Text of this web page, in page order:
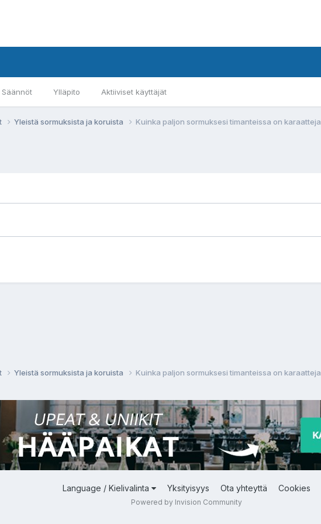
Säännöt Ylläpito Aktiiviset käyttäjät
Yleistä sormuksista ja koruista Kuinka paljon sormuksesi timanteissa on karaatteja
Yleistä sormuksista ja koruista Kuinka paljon sormuksesi timanteissa on karaatteja
Language / Kielivalinta Yksityisyys Ota yhteyttä Cookies
Powered by Invision Community